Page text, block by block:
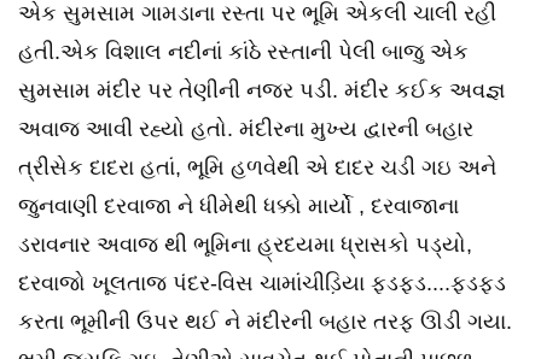
એક સુમસામ ગામડાના રસ્તા પર ભૂમિ એકલી ચાલી રહી
હતી.એક વિશાલ નદીનાં કાંઠે રસ્તાની પેલી બાજુ એક
સુમસામ મંદીર પર તેણીની નજર પડી. મંદીર કઈક અવજ્ઞ
અવાજ આવી રહ્યો હતો. મંદીરના મુખ્ય દ્વારની બહાર
ત્રીસેક દાદરા હતાં, ભૂમિ હળવેથી એ દાદર ચડી ગઇ અને
જુનવાણી દરવાજા ને ધીમેથી ધક્કો માર્યો , દરવાજાના
ડરાવનાર અવાજ થી ભૂમિના હ્રદયમા ધ્રાસકો પડ્યો,
દરવાજો ખૂલતાજ પંદર-વિસ ચામાંચીડ઼િયા ફડફડ....ફડફડ
કરતા ભૂમીની ઉપર થઈ ને મંદીરની બહાર તરફ ઊડી ગયા.